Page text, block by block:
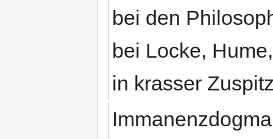
bei den
bei Locke,
in krasser